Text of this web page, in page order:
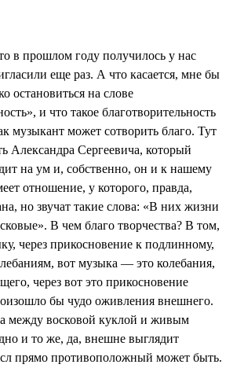
в прошлом году получилось у нас
еще раз. А что касается, мне бы
остановиться на слове
и что такое благотворительность
музыкант может сотворить благо. Тут
Александра Сергеевича, который
на ум и, собственно, он и к нашему
отношение, у которого, правда,
но звучат такие слова: «В них жизни
В чем благо творчества? В том,
через прикосновение к подлинному,
вот музыка — это колебания,
через вот это прикосновение
бы чудо оживления внешнего.
между восковой куклой и живым
и то же, да, внешне выглядит
прямо противоположный может быть.